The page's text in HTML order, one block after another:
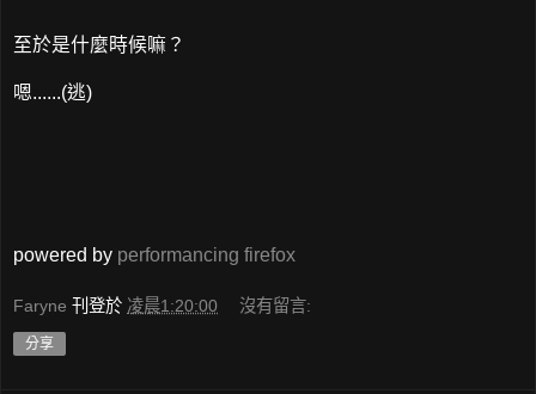
至於是什麼時候嘛？
嗯......(逃)
powered by performancing firefox
Faryne 刊登於 凌晨1:20:00 沒有留言:
分享